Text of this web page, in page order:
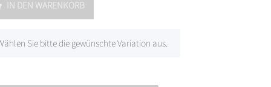
IN DEN WARENKORB
Sie bitte die gewünschte Variation aus.